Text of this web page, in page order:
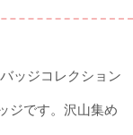
ッジコレクション
ジです。沢山集め